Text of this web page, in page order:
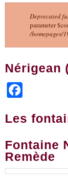
Deprecated
parameter
/homepages/
Nérigean
Les
Fontaine
Remède